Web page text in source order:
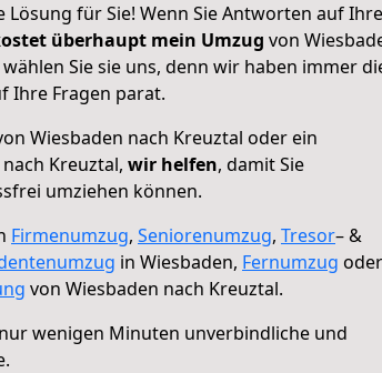
für Sie! Wenn Sie Antworten auf Ihre
überhaupt mein Umzug von
Sie sie uns, denn wir haben immer
Ihre Fragen parat.
Wiesbaden nach Kreuztal oder ein
Kreuztal, wir helfen, damit Sie
umziehen können.
Firmenumzug, Seniorenumzug, Tresor– &
in Wiesbaden, Fernumzug oder
von Wiesbaden nach Kreuztal.
wenigen Minuten unverbindliche und